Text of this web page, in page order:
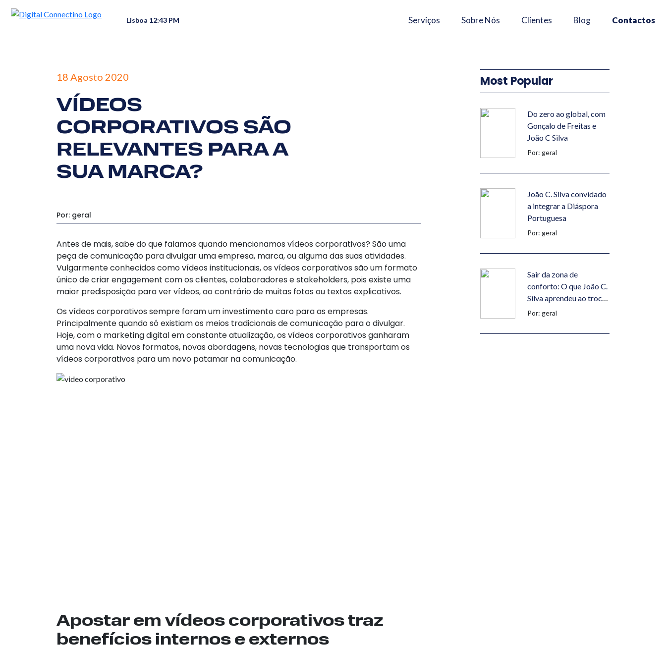
Lisboa 12:43 PM Serviços Sobre Nós Clientes Blog Contactos
×
18 Agosto 2020
VÍDEOS
CORPORATIVOS SÃO
RELEVANTES PARA A
SUA MARCA?
Por: geral
Antes de mais, sabe do que falamos quando mencionamos vídeos corporativos? São uma
peça de comunicação para divulgar uma empresa, marca, ou alguma das suas atividades.
Vulgarmente conhecidos como vídeos institucionais, os vídeos corporativos são um formato
único de criar engagement com os clientes, colaboradores e stakeholders, pois existe uma
maior predisposição para ver vídeos, ao contrário de muitas fotos ou textos explicativos.
Os vídeos corporativos sempre foram um investimento caro para as empresas.
Principalmente quando só existiam os meios tradicionais de comunicação para o divulgar.
Hoje, com o marketing digital em constante atualização, os vídeos corporativos ganharam
uma nova vida. Novos formatos, novas abordagens, novas tecnologias que transportam os
vídeos corporativos para um novo patamar na comunicação.
Apostar em vídeos corporativos traz
benefícios internos e externos
Most Popular
Do zero ao global, com
Gonçalo de Freitas e
João C Silva
Por: geral
João C. Silva convidado
a integrar a Diáspora
Portuguesa
Por: geral
Sair da zona de
conforto: O que João C.
Silva aprendeu ao trocar
Portugal pelo Dubai
Por: geral